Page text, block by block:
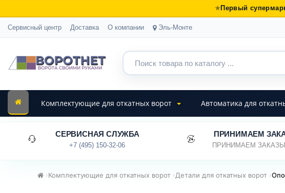
Первый
Сервисный центр Доставка О компании Эль-Монте
Комплектующие для откатных ворот Автоматика для
СЕРВИСНАЯ СЛУЖБА
+7 (495) 150-32-06
ПРИНИМАЕМ
ПРИНИМАЕМ ЗАКАЗЫ
›Комплектующие для откатных ворот ›Детали для откатных ворот ›